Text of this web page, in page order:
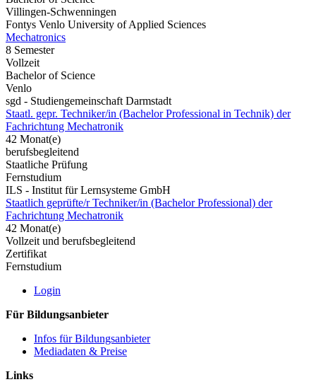
Villingen-Schwenningen
Fontys Venlo University of Applied Sciences
Mechatronics
8 Semester
Vollzeit
Bachelor of Science
Venlo
sgd - Studiengemeinschaft Darmstadt
Staatl. gepr. Techniker/in (Bachelor Professional in Technik) der
Fachrichtung Mechatronik
42 Monat(e)
berufsbegleitend
Staatliche Prüfung
Fernstudium
ILS - Institut für Lernsysteme GmbH
Staatlich geprüfte/r Techniker/in (Bachelor Professional) der
Fachrichtung Mechatronik
42 Monat(e)
Vollzeit und berufsbegleitend
Zertifikat
Fernstudium
Login
Für Bildungsanbieter
Infos für Bildungsanbieter
Mediadaten & Preise
Links